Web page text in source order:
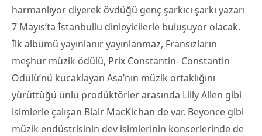
harmanlıyor diyerek övdüğü genç şarkıcı şarkı yazarı
7 Mayıs’ta İstanbullu dinleyicilerle buluşuyor olacak.
İlk albümü yayınlanır yayınlanmaz, Fransızların
meşhur müzik ödülü, Prix Constantin- Constantin
Ödülü’nü kucaklayan Asa’nın müzik ortaklığını
yürüttüğü ünlü prodüktörler arasında Lilly Allen gibi
isimlerle çalışan Blair MacKichan de var. Beyonce gibi
müzik endüstrisinin dev isimlerinin konserlerinde de